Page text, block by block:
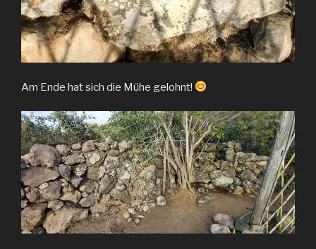
Am Ende hat sich die Mühe gelohnt!